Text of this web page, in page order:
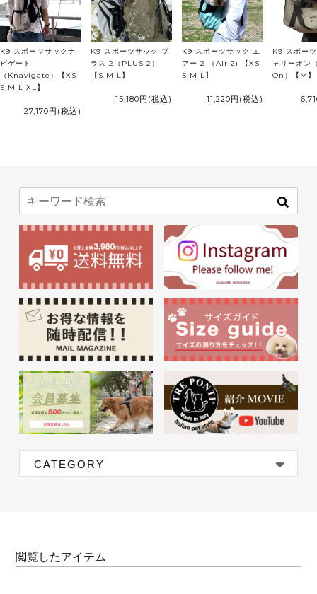
CATEGORY
K9 スポーツサックナ
ビゲート
（Knavigate）【XS
S M L XL】
27,170円 (税込)
K9 スポーツサック プ
ラス 2（PLUS 2）
【S M L】
15,180円 (税込)
K9 スポーツサック エ
アー 2 （Air 2) 【XS
S M L】
11,220円 (税込)
K9 スポー
ャリーオン
On）【M】
閲覧したアイテム